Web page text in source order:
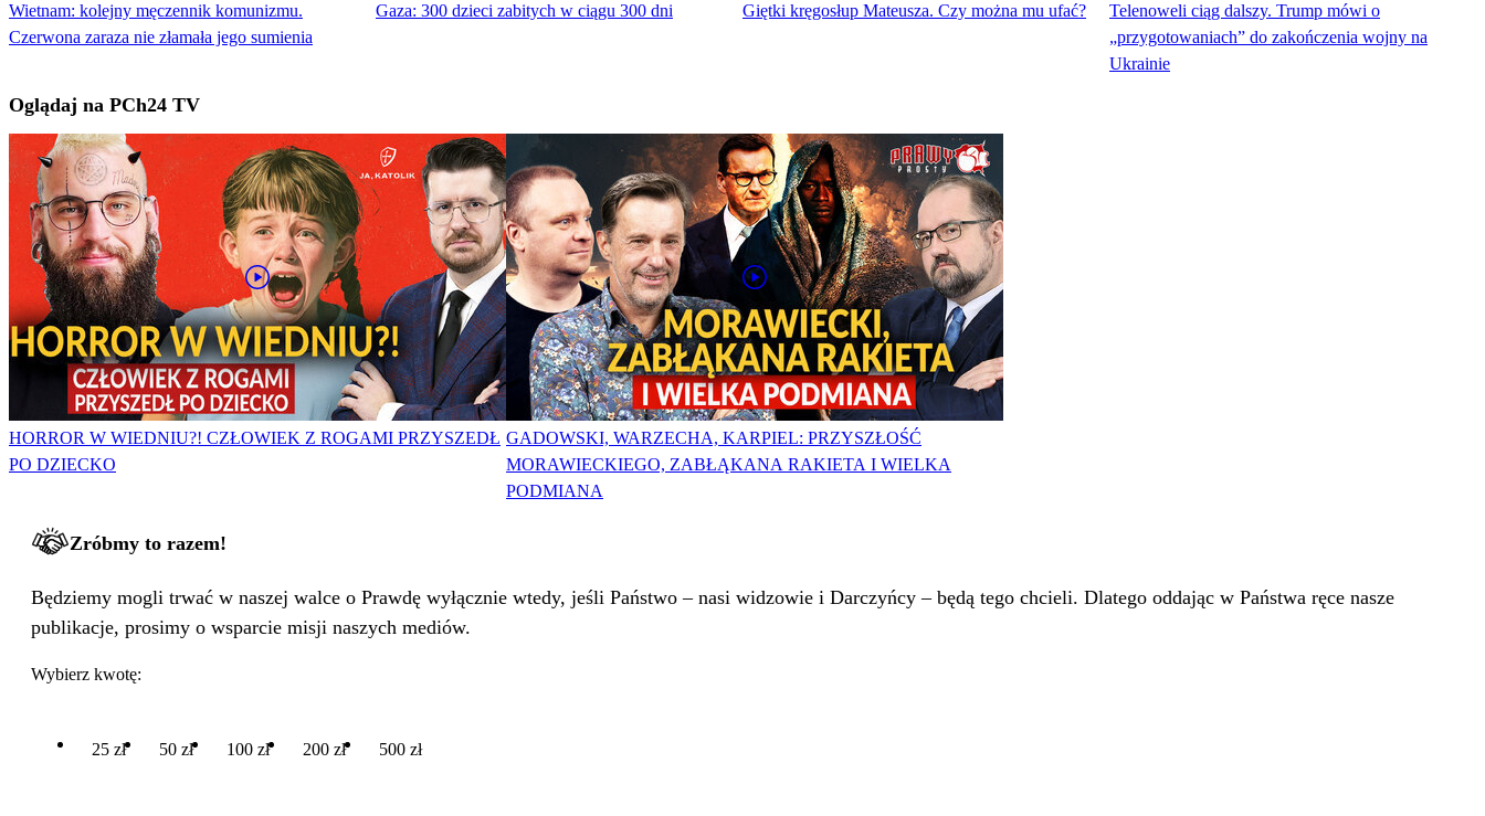
Wietnam: kolejny męczennik komunizmu.
Czerwona zaraza nie złamała jego sumienia
Gaza: 300 dzieci zabitych w ciągu 300 dni Giętki kręgosłup Mateusza. Czy można mu ufać?
Telenoweli ciąg dalszy. Trump mówi o
„przygotowaniach” do zakończenia wojny na
Ukrainie
Oglądaj na PCh24 TV
HORROR W WIEDNIU?! CZŁOWIEK Z ROGAMI PRZYSZEDŁ
PO DZIECKO
GADOWSKI, WARZECHA, KARPIEL: PRZYSZŁOŚĆ
MORAWIECKIEGO, ZABŁĄKANA RAKIETA I WIELKA
PODMIANA
Zróbmy to razem!
Będziemy mogli trwać w naszej walce o Prawdę wyłącznie wtedy, jeśli Państwo – nasi widzowie i Darczyńcy – będą tego chcieli. Dlatego oddając w Państwa ręce nasze
publikacje, prosimy o wsparcie misji naszych mediów.
Wybierz kwotę:
25 zł 50 zł 100 zł 200 zł 500 zł